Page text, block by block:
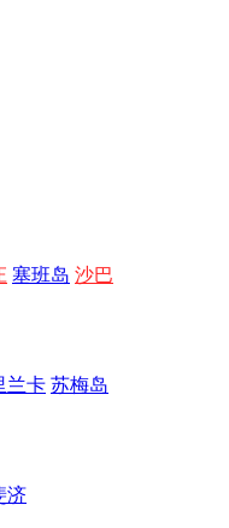
塞班岛 沙巴
兰卡 苏梅岛
济